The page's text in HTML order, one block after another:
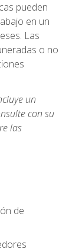
pueden
en un
Las
o no
un
con su
las
de